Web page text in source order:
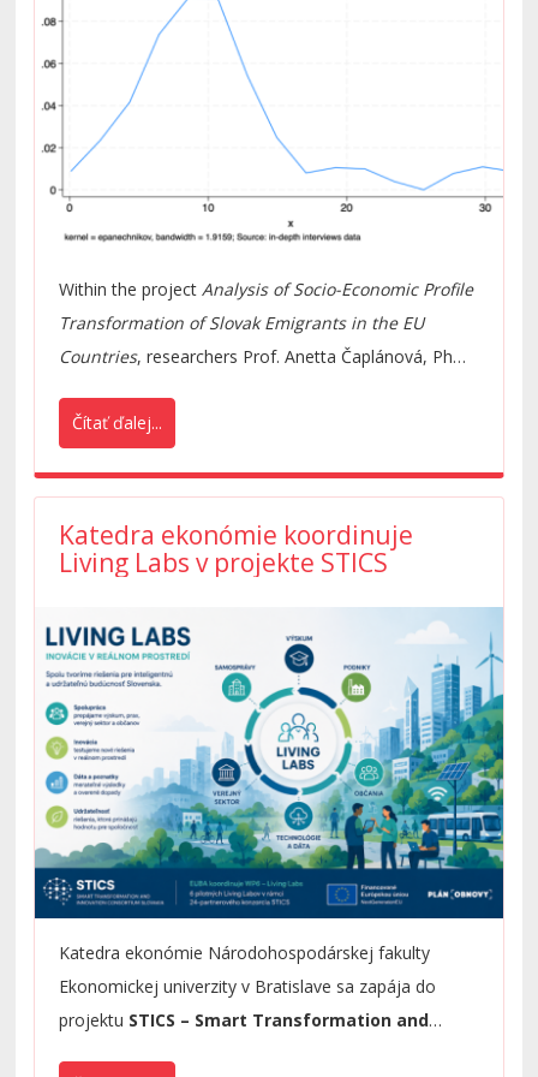
Within the project Analysis of Socio-Economic Profile
Transformation of Slovak Emigrants in the EU
Countries, researchers Prof. Anetta Čaplánová, PhD,
Economics at the Bratislava University of Economics
EU accession has affected migrant workers, and how
they readjust after living abroad.
Čítať ďalej...
Katedra ekonómie koordinuje
Living Labs v projekte STICS
Katedra ekonómie Národohospodárskej fakulty
Ekonomickej univerzity v Bratislave sa zapája do
projektu STICS – Smart Transformation and